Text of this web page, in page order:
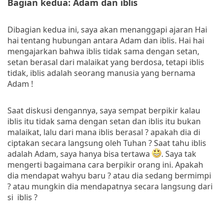
Dibagian kedua ini, saya akan menanggapi ajaran Hai
hai tentang hubungan antara Adam dan iblis. Hai hai
mengajarkan bahwa iblis tidak sama dengan setan,
setan berasal dari malaikat yang berdosa, tetapi iblis
tidak, iblis adalah seorang manusia yang bernama
Adam !
Saat diskusi dengannya, saya sempat berpikir kalau
iblis itu tidak sama dengan setan dan iblis itu bukan
malaikat, lalu dari mana iblis berasal ? apakah dia di
ciptakan secara langsung oleh Tuhan ? Saat tahu iblis
adalah Adam, saya hanya bisa tertawa
. Saya tak
mengerti bagaimana cara berpikir orang ini. Apakah
dia mendapat wahyu baru ? atau dia sedang bermimpi
? atau mungkin dia mendapatnya secara langsung dari
si iblis ?